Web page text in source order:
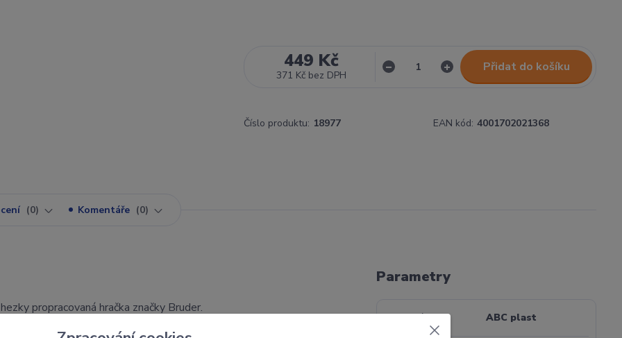
449 Kč
371 Kč bez DPH
Přidat do košíku
Číslo produktu: 18977 EAN kód: 4001702021368
0 Komentáře 0
propracovaná hračka značky Bruder.
Parametry
Materiál ABC plast